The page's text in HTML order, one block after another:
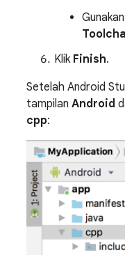
Klik Finish.
Setelah Android
tampilan Android
cpp: